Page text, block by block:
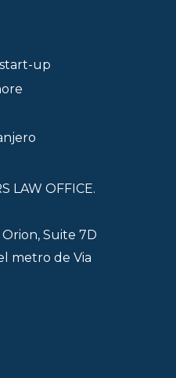
up
LAW OFFICE.
Orion, Suite 7D
metro de Via